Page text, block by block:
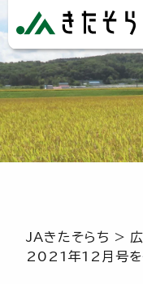
JAきたそらち >
2021年12月号を